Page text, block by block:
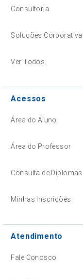
Consultoria
Soluções
Ver Todos
Acessos
Área do Aluno
Área do Professor
Consulta de Diplomas
Minhas Inscrições
Atendimento
Fale Conosco